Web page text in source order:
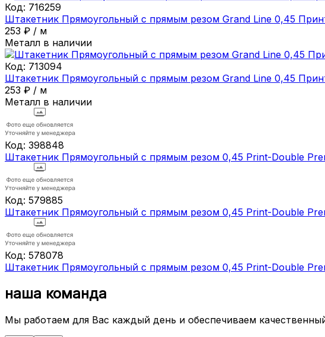
Код: 716259
Штакетник Прямоугольный с прямым резом Grand Line 0,45
253 ₽ / м
Металл в наличии
Код: 713094
Штакетник Прямоугольный с прямым резом Grand Line 0,45
253 ₽ / м
Металл в наличии
Код: 398848
Штакетник Прямоугольный с прямым резом 0,45 Print-Double
Код: 579885
Штакетник Прямоугольный с прямым резом 0,45 Print-Double
Код: 578078
Штакетник Прямоугольный с прямым резом 0,45 Print-Double
наша команда
Мы работаем для Вас каждый день и обеспечиваем